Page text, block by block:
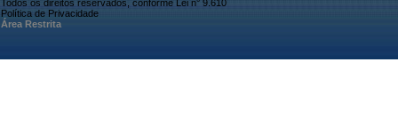
Todos os direitos reservados, conforme Lei n° 9.610
Política de Privacidade
Área Restrita